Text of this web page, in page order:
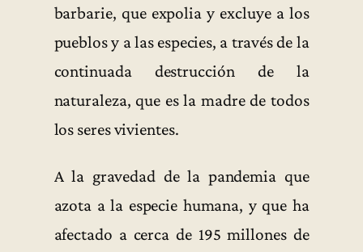
barbarie, que expolia y excluye a los
pueblos y a las especies, a través de la
continuada destrucción de la
naturaleza, que es la madre de todos
los seres vivientes.
A la gravedad de la pandemia que
azota a la especie humana, y que ha
afectado a cerca de 195 millones de